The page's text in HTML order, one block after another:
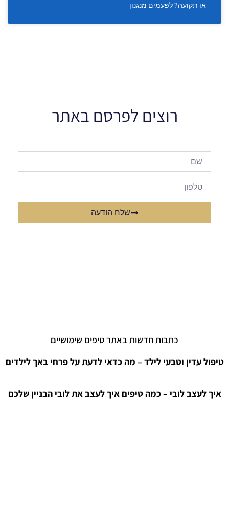
או תקועה? לפעמים מנגנון
רוצים לפרסם באתר
שלח הודעה
כתבות חדשות באתר טיפים שימושיים
טיפול עדין וטבעי לילד – מה כדאי לדעת על פרחי באך לילדים
איך לעצב לובי – כמה טיפים איך לעצב את לובי הבניין שלכם